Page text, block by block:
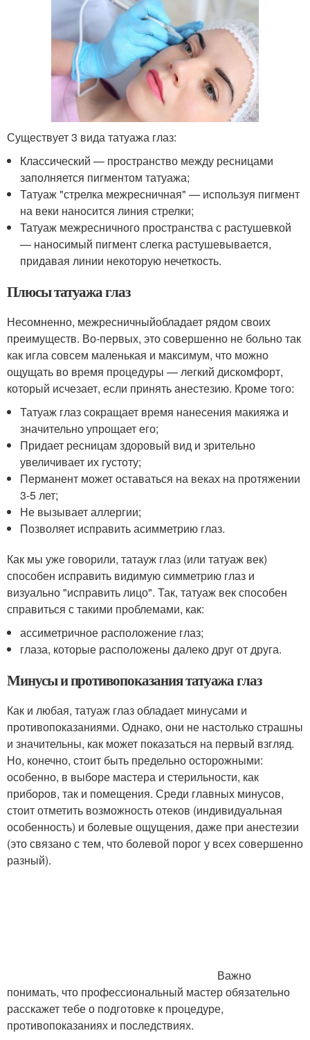
Существует 3 вида татуажа глаз:
Классический — пространство между ресницами
заполняется пигментом татуажа;
Татуаж "стрелка межресничная" — используя пигмент
на веки наносится линия стрелки;
Татуаж межресничного пространства с растушевкой
— наносимый пигмент слегка растушевывается,
придавая линии некоторую нечеткость.
Плюсы татуажа глаз
Несомненно, межресничныйобладает рядом своих
преимуществ. Во-первых, это совершенно не больно так
как игла совсем маленькая и максимум, что можно
ощущать во время процедуры — легкий дискомфорт,
который исчезает, если принять анестезию. Кроме того:
Татуаж глаз сокращает время нанесения макияжа и
значительно упрощает его;
Придает ресницам здоровый вид и зрительно
увеличивает их густоту;
Перманент может оставаться на веках на протяжении
3-5 лет;
Не вызывает аллергии;
Позволяет исправить асимметрию глаз.
Как мы уже говорили, татауж глаз (или татуаж век)
способен исправить видимую симметрию глаз и
визуально "исправить лицо". Так, татуаж век способен
справиться с такими проблемами, как:
ассиметричное расположение глаз;
глаза, которые расположены далеко друг от друга.
Минусы и противопоказания татуажа глаз
Как и любая, татуаж глаз обладает минусами и
противопоказаниями. Однако, они не настолько страшны
и значительны, как может показаться на первый взгляд.
Но, конечно, стоит быть предельно осторожными:
особенно, в выборе мастера и стерильности, как
приборов, так и помещения. Среди главных минусов,
стоит отметить возможность отеков (индивидуальная
особенность) и болевые ощущения, даже при анестезии
(это связано с тем, что болевой порог у всех совершенно
разный).
Важно
понимать, что профессиональный мастер обязательно
расскажет тебе о подготовке к процедуре,
противопоказаниях и последствиях.